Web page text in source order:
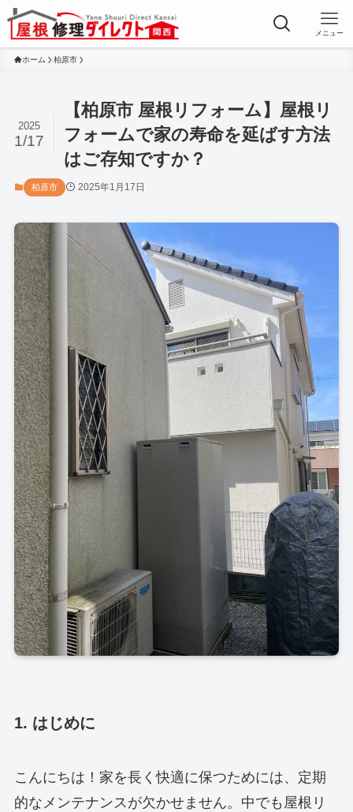
メニュー
ホーム 柏原市
【柏原市 屋根リフォーム】屋根リ
フォームで家の寿命を延ばす方法
はご存知ですか？
2025
1/17
柏原市 2025年1月17日
1. はじめに
こんにちは！家を長く快適に保つためには、定期
的なメンテナンスが欠かせません。中でも屋根リ